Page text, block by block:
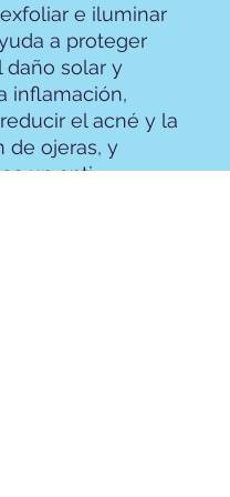
e iluminar
a proteger
daño solar y
inflamación,
el acné y la
de ojeras, y
un anti-